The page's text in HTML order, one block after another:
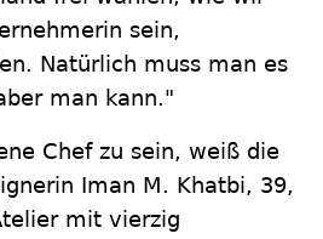
sein,
Natürlich muss man es
man kann."
Chef zu sein, weiß die
Iman M. Khatbi, 39,
mit vierzig